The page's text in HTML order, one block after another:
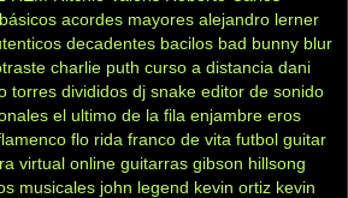
acordes mayores alejandro lerner
decadentes bacilos bad bunny blur
charlie puth curso a distancia dani
torres divididos dj snake editor de sonido
el ultimo de la fila enjambre eros
flo rida franco de vita futbol guitar
virtual online guitarras gibson hillsong
musicales john legend kevin ortiz kevin